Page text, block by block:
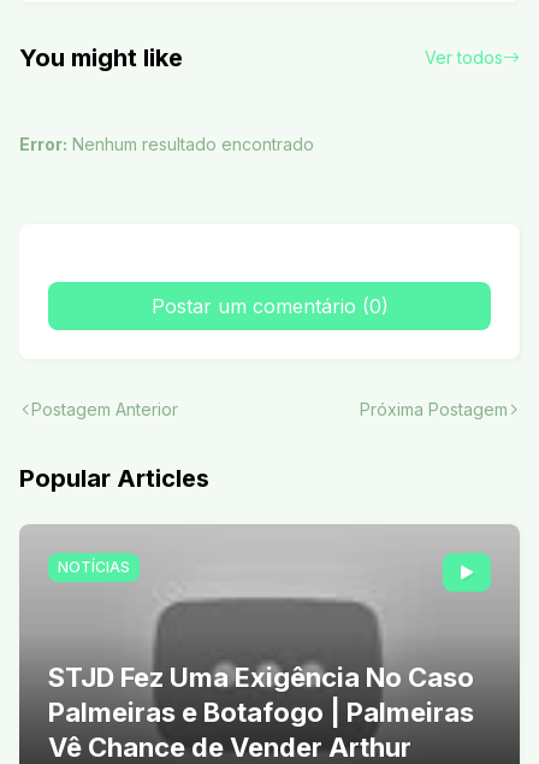
You might like Ver todos
Error: Nenhum resultado encontrado
Postar um comentário (0)
Postagem Anterior Próxima Postagem
Popular Articles
NOTÍCIAS
STJD Fez Uma Exigência No Caso
Palmeiras e Botafogo | Palmeiras
Vê Chance de Vender Arthur